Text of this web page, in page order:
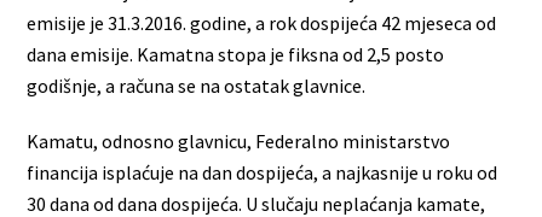
emisije je 31.3.2016. godine, a rok dospijeća 42 mjeseca od
dana emisije. Kamatna stopa je fiksna od 2,5 posto
godišnje, a računa se na ostatak glavnice.
Kamatu, odnosno glavnicu, Federalno ministarstvo
financija isplaćuje na dan dospijeća, a najkasnije u roku od
30 dana od dana dospijeća. U slučaju neplaćanja kamate,